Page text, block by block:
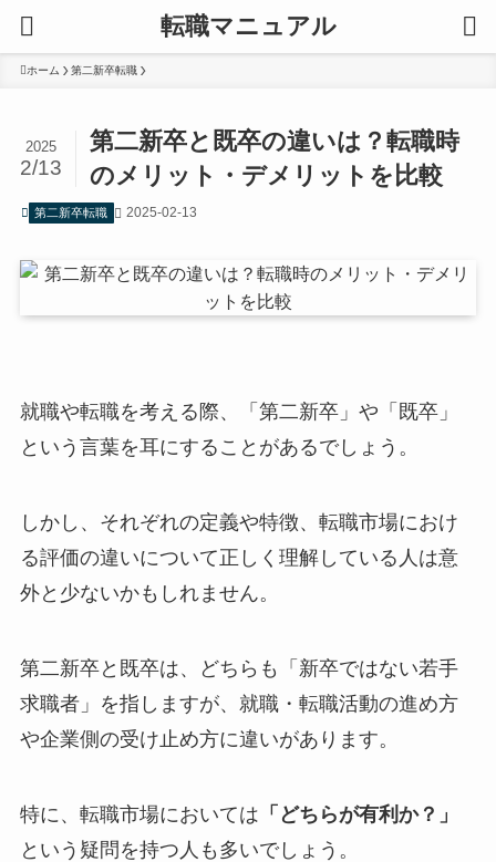
転職マニュアル
ホーム 第二新卒転職
第二新卒と既卒の違いは？転職時
のメリット・デメリットを比較
2025
2/13
第二新卒転職 2025-02-13
就職や転職を考える際、「第二新卒」や「既卒」
という言葉を耳にすることがあるでしょう。
しかし、それぞれの定義や特徴、転職市場におけ
る評価の違いについて正しく理解している人は意
外と少ないかもしれません。
第二新卒と既卒は、どちらも「新卒ではない若手
求職者」を指しますが、就職・転職活動の進め方
や企業側の受け止め方に違いがあります。
特に、転職市場においては 「どちらが有利か？」
という疑問を持つ人も多いでしょう。